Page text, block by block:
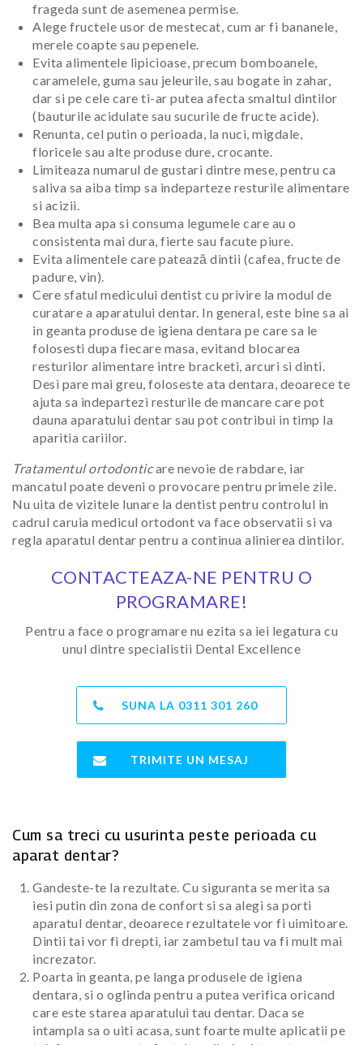
frageda sunt de asemenea permise.
Alege fructele usor de mestecat, cum ar fi bananele,
merele coapte sau pepenele.
Evita alimentele lipicioase, precum bomboanele,
caramelele, guma sau jeleurile, sau bogate in zahar,
dar si pe cele care ti-ar putea afecta smaltul dintilor
(bauturile acidulate sau sucurile de fructe acide).
Renunta, cel putin o perioada, la nuci, migdale,
floricele sau alte produse dure, crocante.
Limiteaza numarul de gustari dintre mese, pentru ca
saliva sa aiba timp sa indeparteze resturile alimentare
si acizii.
Bea multa apa si consuma legumele care au o
consistenta mai dura, fierte sau facute piure.
Evita alimentele care patează dintii (cafea, fructe de
padure, vin).
Cere sfatul medicului dentist cu privire la modul de
curatare a aparatului dentar. In general, este bine sa ai
in geanta produse de igiena dentara pe care sa le
folosesti dupa fiecare masa, evitand blocarea
resturilor alimentare intre bracketi, arcuri si dinti.
Desi pare mai greu, foloseste ata dentara, deoarece te
ajuta sa indepartezi resturile de mancare care pot
dauna aparatului dentar sau pot contribui in timp la
aparitia cariilor.
Tratamentul ortodonticare nevoie de rabdare, iar
mancatul poate deveni o provocare pentru primele zile.
Nu uita de vizitele lunare la dentist pentru controlul in
cadrul caruia medicul ortodont va face observatii si va
regla aparatul dentar pentru a continua alinierea dintilor.
CONTACTEAZA-NE PENTRU O
PROGRAMARE!
Pentru a face o programare nu ezita sa iei legatura cu
unul dintre specialistii Dental Excellence
SUNA LA 0311 301 260
TRIMITE UN MESAJ
Cum sa treci cu usurinta peste perioada cu
aparat dentar?
Gandeste-te la rezultate. Cu siguranta se merita sa
iesi putin din zona de confort si sa alegi sa porti
aparatul dentar, deoarece rezultatele vor fi uimitoare.
Dintii tai vor fi drepti, iar zambetul tau va fi mult mai
increzator.
Poarta in geanta, pe langa produsele de igiena
dentara, si o oglinda pentru a putea verifica oricand
care este starea aparatului tau dentar. Daca se
intampla sa o uiti acasa, sunt foarte multe aplicatii pe